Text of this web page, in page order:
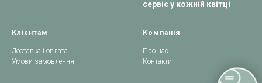
сервіс у кожній квітці
Клієнтам
Доставка і оплата
Умови замовлення
Компанія
Про нас
Контакти